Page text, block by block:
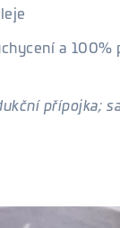
a 100%
přípojka;